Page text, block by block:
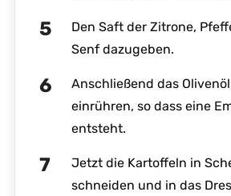
Den Saft der Zitrone,
Senf dazugeben.
Anschließend das
einrühren, so dass eine
entsteht.
Jetzt die Kartoffeln in
schneiden und in das